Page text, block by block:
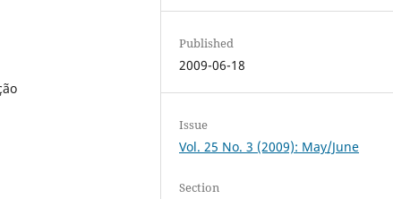
Published
2009-06-18
Issue
Vol. 25 No. 3 (2009): May/June
Section